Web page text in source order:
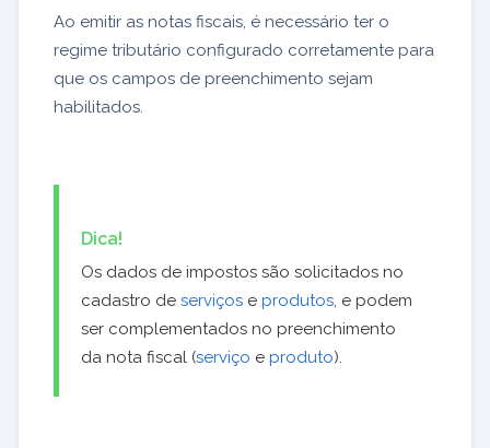
Ao emitir as notas fiscais, é necessário ter o
regime tributário configurado corretamente para
que os campos de preenchimento sejam
habilitados.
Dica!
Os dados de impostos são solicitados no
cadastro de serviços e produtos, e podem
ser complementados no preenchimento
da nota fiscal (serviço e produto).